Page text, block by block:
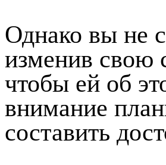
Однако вы не
изменив свою
чтобы ей об
внимание
составить